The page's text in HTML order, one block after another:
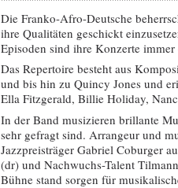
Die Franko-Afro-Deutsche
ihre Qualitäten geschickt
Episoden sind ihre Konzerte
Das Repertoire besteht aus
und bis hin zu Quincy Jones und
Ella Fitzgerald, Billie Holiday,
In der Band musizieren brillante
sehr gefragt sind. Arrangeur und
Jazzpreisträger Gabriel Coburger
(dr) und Nachwuchs-Talent
Bühne stand sorgen für